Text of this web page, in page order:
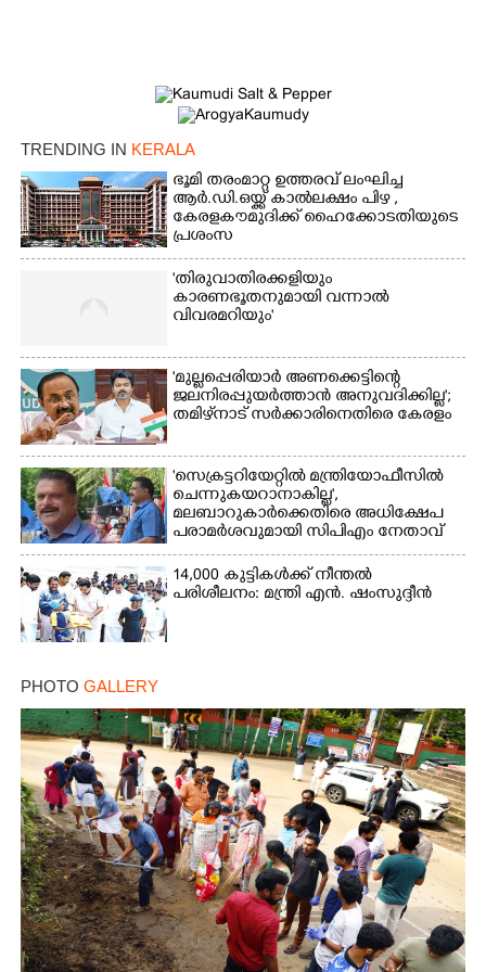
TRENDING IN KERALA
ഭൂമി തരംമാറ്റ ഉത്തരവ് ലംഘിച്ച
ആർ.ഡി.ഒയ്ക്ക് കാൽലക്ഷം പിഴ ,​
കേരളകൗമുദിക്ക് ഹൈക്കോടതിയുടെ
പ്രശംസ
'തിരുവാതിരക്കളിയും
കാരണഭൂതനുമായി വന്നാൽ
വിവരമറിയും '
'മുല്ലപ്പെരിയാർ അണക്കെട്ടിന്റെ
ജലനിരപ്പുയർത്താൻ അനുവദിക്കില്ല';
തമിഴ്‌നാട് സർക്കാരിനെതിരെ കേരളം
'സെക്രട്ടറിയേറ്റിൽ മന്ത്രിയോഫീസിൽ
ചെന്നുകയറാനാകില്ല',
മലബാറുകാർക്കെതിരെ അധിക്ഷേപ
പരാമർശവുമായി സിപിഎം നേതാവ്‌
14,000 കുട്ടികൾക്ക് നീന്തൽ
പരിശീലനം: മന്ത്രി എൻ. ഷംസുദ്ദീൻ
PHOTO GALLERY